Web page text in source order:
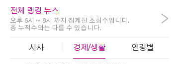
전체 랭킹 뉴스
오후 6시 ~ 8시 까지 집계한 조회수입니다.
총 누적수와는 다를 수 있습니다.
>
시사 경제/생활 연령별